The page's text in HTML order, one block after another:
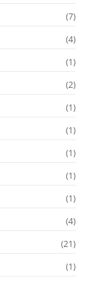
(7)
(4)
(1)
(2)
(1)
(1)
(1)
(1)
(1)
(4)
(21)
(1)